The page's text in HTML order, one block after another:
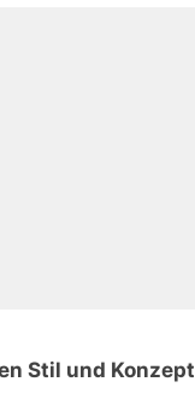
Stil und Konzept